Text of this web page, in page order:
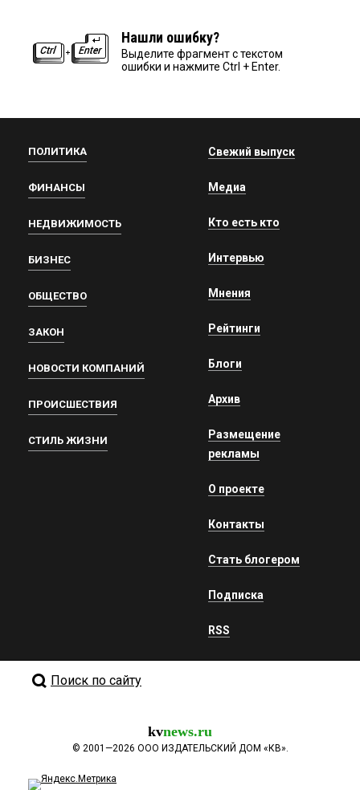
Нашли ошибку?
Выделите фрагмент с текстом
ошибки и нажмите Ctrl + Enter.
ПОЛИТИКА
ФИНАНСЫ
НЕДВИЖИМОСТЬ
БИЗНЕС
ОБЩЕСТВО
ЗАКОН
НОВОСТИ КОМПАНИЙ
ПРОИСШЕСТВИЯ
СТИЛЬ ЖИЗНИ
Свежий выпуск
Медиа
Кто есть кто
Интервью
Мнения
Рейтинги
Блоги
Архив
Размещение
рекламы
О проекте
Контакты
Стать блогером
Подписка
RSS
Поиск по сайту
kvnews.ru
© 2001—2026 ООО ИЗДАТЕЛЬСКИЙ ДОМ «КВ».